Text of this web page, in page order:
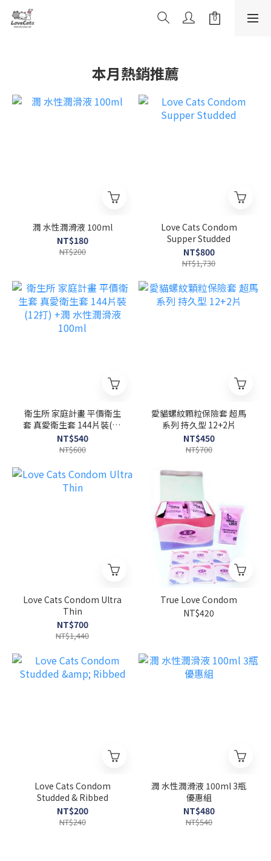
本月熱銷推薦
潤 水性潤滑液 100ml
NT$180
NT$200
Love Cats Condom
Supper Studded
NT$800
NT$1,730
衛生所 家庭計畫 平價衛生
套 真愛衛生套 144片裝(12
打) +潤 水性潤滑液 100ml
NT$540
NT$600
愛貓螺紋顆粒保險套 超馬
系列 持久型 12+2片
NT$450
NT$700
Love Cats Condom Ultra
Thin
NT$700
NT$1,440
True Love Condom
NT$420
Love Cats Condom
Studded & Ribbed
NT$200
NT$240
潤 水性潤滑液 100ml 3瓶
優惠組
NT$480
NT$540